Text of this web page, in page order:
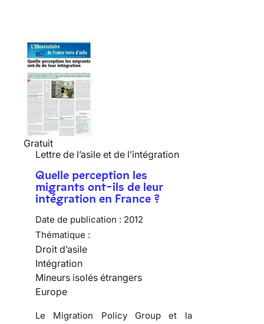
Gratuit
Lettre de l’asile et de l’intégration
Quelle perception les
migrants ont-ils de leur
intégration en France ?
Date de publication : 2012
Thématique :
Droit d’asile
Intégration
Mineurs isolés étrangers
Europe
Le Migration Policy Group et la